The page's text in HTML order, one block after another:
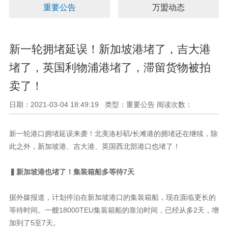
重要公告 万盟动态
新一轮拥堵延误！新加坡港堵了，吉大港
堵了，英国利物浦港堵了，滞留货物被拍
卖了！
日期：2021-03-04 18:49:19 类型：重要公告 阅读次数：
新一轮港口拥堵延误来袭！北美洛杉矶/长滩港的拥堵还在继续，除
此之外，新加坡港、吉大港、英国西北部港口也堵了！
▍新加坡港也堵了！集装箱船多等待7天
据外媒报道，计划停泊在新加坡港口的集装箱船，现在面临更长的
等待时间。一艘18000TEU集装箱船的靠泊时间，已经从多2天，增
加到了5至7天。